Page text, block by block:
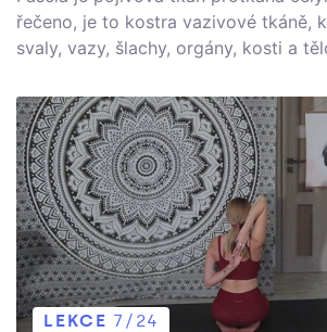
řečeno, je to kostra vazivové tkáně,
svaly, vazy, šlachy, orgány, kosti a
LEKCE 7/24